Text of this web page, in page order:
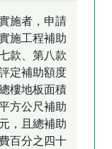
施者，申請
施工程補助
款、第八款
定補助額度
樓地板面積
方公尺補助
，且總補助
百分之四十